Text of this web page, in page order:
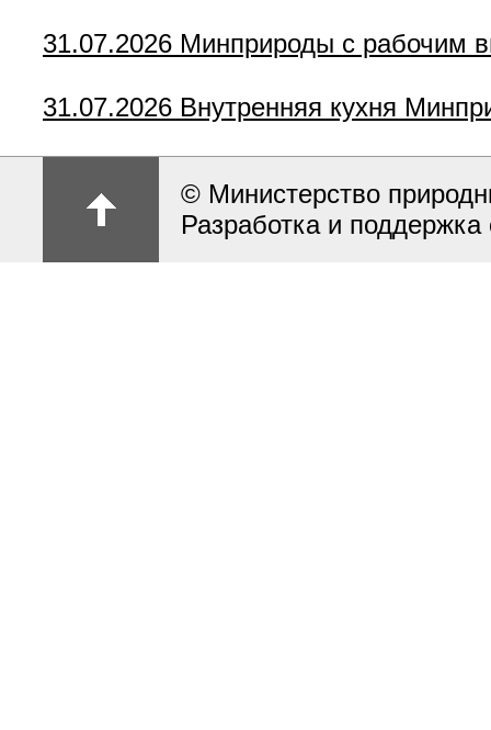
31.07.2026 Минприроды с рабочим
31.07.2026 Внутренняя кухня
© Министерство
Разработка и